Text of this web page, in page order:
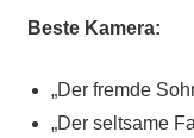
Beste Kamera:
„Der fremde
„Der seltsame